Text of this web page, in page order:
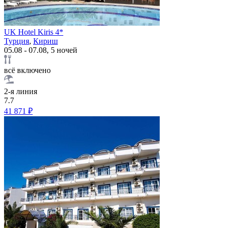
UK Hotel Kiris 4*
Турция, Кириш
05.08 - 07.08, 5 ночей
всё включено
2-я линия
7.7
41 871 ₽